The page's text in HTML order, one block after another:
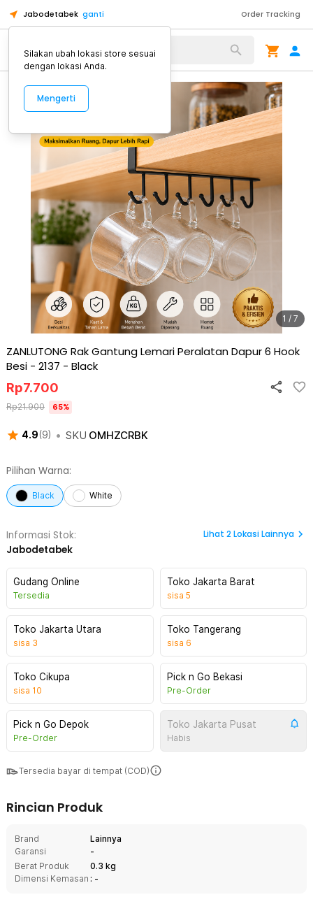
Jabodetabek ganti Order Tracking
Alat Kopi
1 / 7
ZANLUTONG Rak Gantung Lemari Peralatan Dapur 6 Hook
Besi - 2137 - Black
4.9(9) • SKU OMHZCRBK
Rp7.700
Rp21.900 65%
Pilihan Warna:
Black White
Informasi Stok:
Jabodetabek
Lihat 2Lokasi Lainnya
Gudang Online
Tersedia
Toko Jakarta Barat
sisa 5
Toko Jakarta Utara
sisa 3
Toko Tangerang
sisa 6
Toko Cikupa
sisa 10
Pick n Go Bekasi
Pre-Order
Pick n Go Depok
Pre-Order
Toko Jakarta Pusat
Habis
Tersedia bayar di tempat (COD)
Rincian Produk
Brand
Lainnya
Garansi
-
Berat Produk
0.3 kg
Dimensi Kemasan : -
Silakan ubah lokasi store sesuai
dengan lokasi Anda.
Mengerti